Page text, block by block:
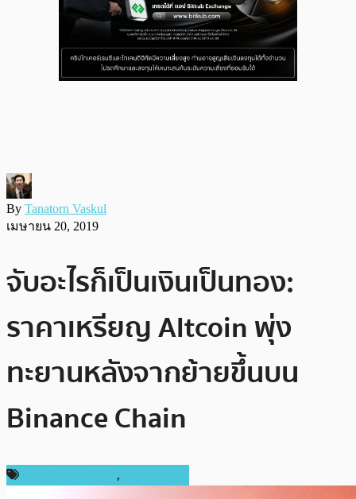
By Tanatorn Vaskul
เมษายน 20, 2019
จับอะไรก็เป็นเงินเป็นทอง:
ราคาเหรียญ Altcoin พุ่ง
ทะยานหลังจากย้ายขึ้นบน
Binance Chain
,